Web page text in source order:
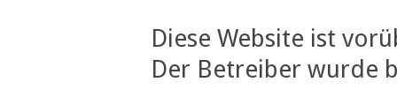
Diese Website ist
Der Betreiber wurde